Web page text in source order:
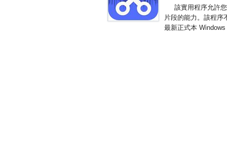
該實用程序允許
片段的能力。該程序
最新正式本